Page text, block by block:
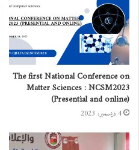
The first National Conference on
Matter Sciences : NCSM2023
(Presential and online)
4 ديسمبر، 2023